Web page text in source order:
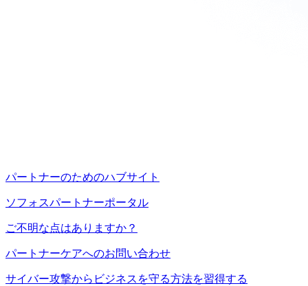
パートナーのためのハブサイト
ソフォスパートナーポータル
ご不明な点はありますか？
パートナーケアへのお問い合わせ
サイバー攻撃からビジネスを守る方法を習得する